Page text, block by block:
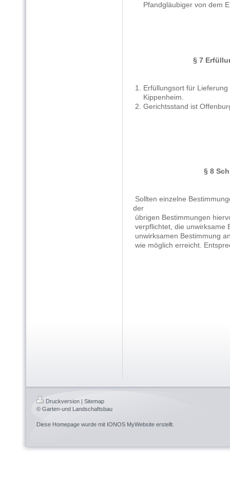
Pfandgläubiger von dem
§ 7
1. Erfüllungsort für
Kippenheim.
2. Gerichtsstand ist
§ 8
Sollten einzelne
der
übrigen Bestimmungen
verpflichtet, die unwirksame
unwirksamen Bestimmung
wie möglich erreicht.
Druckversion | Sitemap
© Garten-und Landschaftsbau
Diese Homepage wurde mit IONOS MyWebsite erstellt.